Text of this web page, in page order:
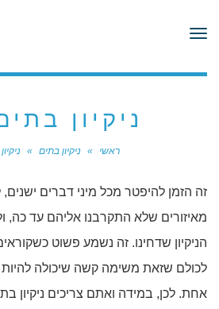
תפריט
ניקיון
ראשי » ניקיון בתים »
זה הזמן להיפטר מכל מיני דברים
מאיזורים שלא התקרבנו אליהם עד כה,
הניקיון שדחינו. זה נשמע פשוט
לכולם שזאת משימה קשה שיכולה
אחת. לכן, במידה ואתם צריכים ניקיון